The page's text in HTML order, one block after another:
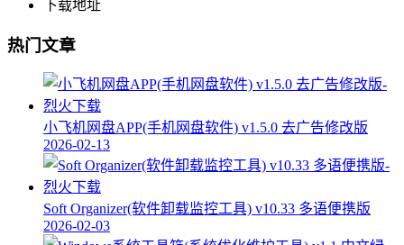
下载地址
热门文章
小飞机网盘APP(手机网盘软件) v1.5.0 去广告修改版
2026-02-13
Soft Organizer(软件卸载监控工具) v10.33 多语便携版
2026-02-03